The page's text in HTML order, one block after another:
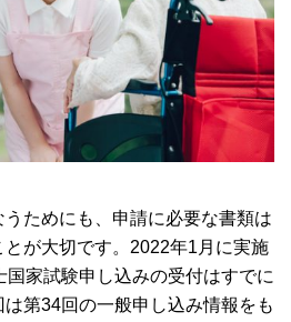
ためにも、申請に必要な書類は
が大切です。2022年1月に実施
家試験申し込みの受付はすでに
第34回の一般申し込み情報をも